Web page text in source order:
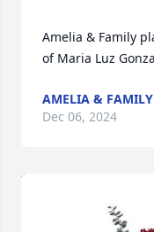
Amelia & Family
of Maria Luz
AMELIA & FAMILY
Dec 06, 2024